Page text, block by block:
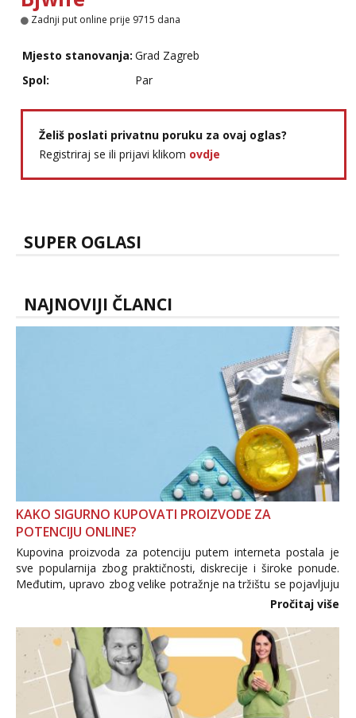
Zadnji put online prije 9715 dana
Mjesto stanovanja: Grad Zagreb
Spol:
Par
Želiš poslati privatnu poruku za ovaj oglas?
Registriraj se ili prijavi klikom ovdje
SUPER OGLASI
NAJNOVIJI ČLANCI
KAKO SIGURNO KUPOVATI PROIZVODE ZA
POTENCIJU ONLINE?
Kupovina proizvoda za potenciju putem interneta postala je
sve popularnija zbog praktičnosti, diskrecije i široke ponude.
Međutim, upravo zbog velike potražnje na tržištu se pojavljuju
i brojni krivotvoreni proizvodi, nepouzdane internetske
Pročitaj više